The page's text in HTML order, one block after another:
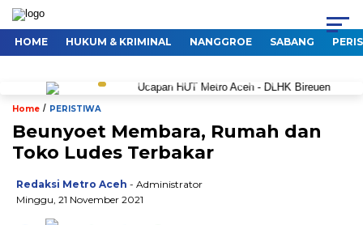
HOME HUKUM & KRIMINAL NANGGROE SABANG
Home / PERISTIWA
Beunyoet Membara, Rumah dan
Toko Ludes Terbakar
Redaksi Metro Aceh - Administrator
Minggu, 21 November 2021